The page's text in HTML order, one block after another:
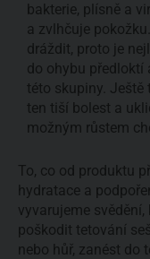
bakterie, plísně a
a zvlhčuje
dráždit, proto je
do ohybu předloktí
této skupiny. Ještě
ten tiší bolest a
možným růstem
To, co od produktu
hydratace a
vyvarujeme svědění,
poškodit tetování
nebo hůř, zanést do